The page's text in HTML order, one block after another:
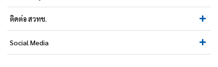
ติดต่อ สวทช.
Social Media